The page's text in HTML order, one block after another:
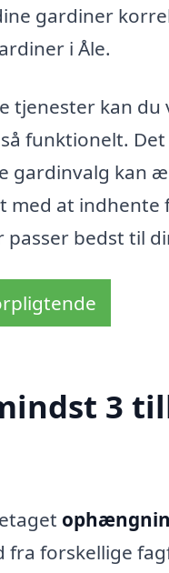
gardiner
i Åle.
tjenester kan
funktionelt.
gardinvalg kan
med at
bedst til
3
forskellige